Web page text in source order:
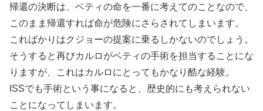
帰還の決断は、ベティの命を一番に考えてのことなので、
このまま帰還すれば命が危険にさらされてしまいます。
こればかりはクジョーの提案に乗るしかないのでしょう。
そうすると再びカルロがベティの手術を担当することにな
りますが、これはカルロにとってもかなり酷な経験。
ISSでも手術という事になると、歴史的にも考えられない
ことになってしまいます。